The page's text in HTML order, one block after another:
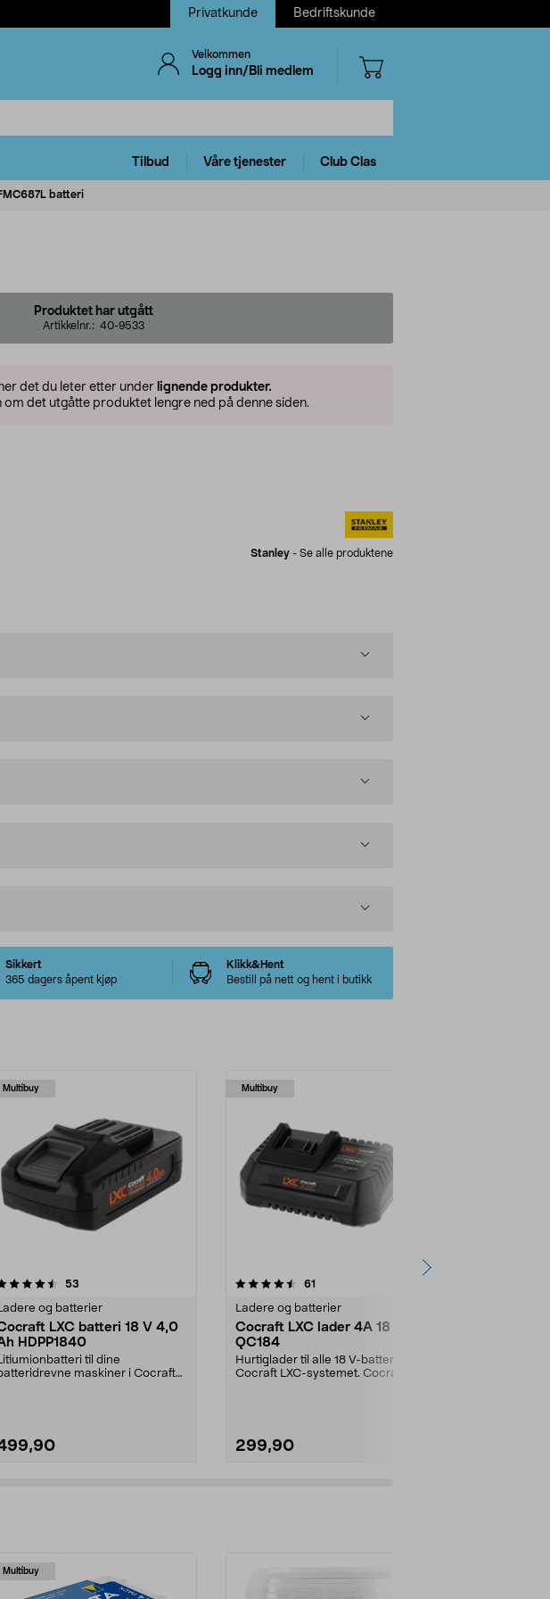
Privatkunde Bedriftskunde
Velkommen
Logg inn/Bli medlem
Tilbud Våre tjenester Club Clas
batteri
Produktet har utgått
Artikkelnr.: 40-9533
det du leter etter under lignende produkter.
om det utgåtte produktet lengre ned på denne siden.
Stanley - Se alle produktene
Sikkert
365 dagers åpent kjøp
Klikk&Hent
Bestill på nett og hent i butikk
Multibuy
53
og batterier
LXC batteri 18 V 4,0
HDPP1840
til dine
maskiner i Cocraft
Multibuy
4.5 av 5 stjerner 61
Ladere og batterier
Cocraft LXC lader 4A 18 V
QC184
Hurtiglader til alle 18 V-batterier i
Cocraft LXC-systemet. Cocraft
299,90
4.5 av 5 stjerner
Multibuy